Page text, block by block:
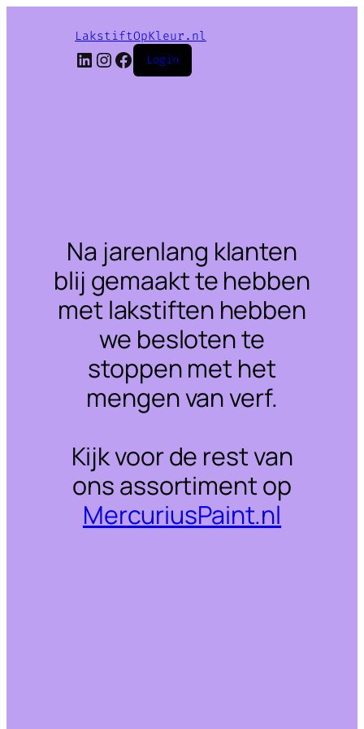
LakstiftOpKleur.nl
LinkedIn
Instagram
Facebook
Login
Na jarenlang klanten
blij gemaakt te hebben
met lakstiften hebben
we besloten te
stoppen met het
mengen van verf.
Kijk voor de rest van
ons assortiment op
MercuriusPaint.nl